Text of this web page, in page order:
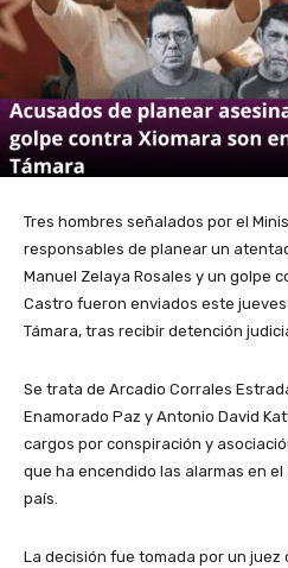
Tres hombres señalados por el
responsables de planear un
Manuel Zelaya Rosales y un golpe
Castro fueron enviados este
Támara, tras recibir detención
Se trata de Arcadio Corrales
Enamorado Paz y Antonio David
cargos por conspiración y
que ha encendido las alarmas en
país.
La decisión fue tomada por un juez